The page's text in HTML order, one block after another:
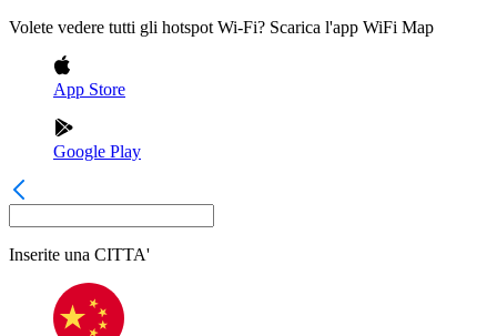
Volete vedere tutti gli hotspot Wi-Fi? Scarica l'app WiFi Map
App Store
Google Play
Inserite una CITTA'